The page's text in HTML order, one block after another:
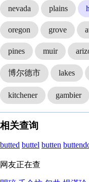
nevada plains
oregon grove
pines muir
博尔德市 lakes
kitchener gambier
相关查询
butted buttel butten
网友正在查